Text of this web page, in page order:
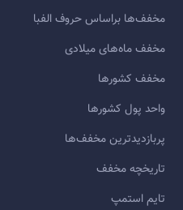
مخفف‌ها براساس حروف الفبا
مخفف ماه‌های میلادی
مخفف کشورها
واحد پول کشورها
پربازديدترين مخفف‌ها
تاريخچه مخفف
تایم استمپ